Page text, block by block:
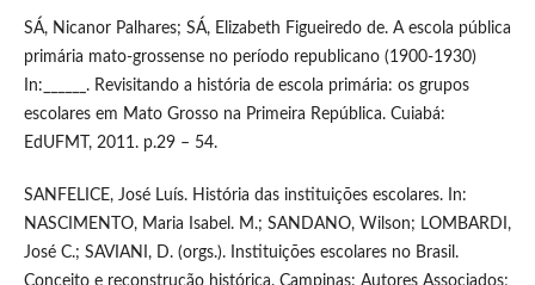
SÁ, Nicanor Palhares; SÁ, Elizabeth Figueiredo de. A escola pública
primária mato-grossense no período republicano (1900-1930)
In:______. Revisitando a história de escola primária: os grupos
escolares em Mato Grosso na Primeira República. Cuiabá:
EdUFMT, 2011. p.29 – 54.
SANFELICE, José Luís. História das instituições escolares. In:
NASCIMENTO, Maria Isabel. M.; SANDANO, Wilson; LOMBARDI,
José C.; SAVIANI, D. (orgs.). Instituições escolares no Brasil.